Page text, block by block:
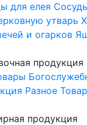
для елея
утварь
и огарков
продукция
Разное
продукция